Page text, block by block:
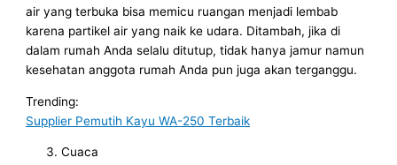
air yang terbuka bisa memicu ruangan menjadi lembab
karena partikel air yang naik ke udara. Ditambah, jika di
dalam rumah Anda selalu ditutup, tidak hanya jamur namun
kesehatan anggota rumah Anda pun juga akan terganggu.
Trending:
Supplier Pemutih Kayu WA-250 Terbaik
Cuaca